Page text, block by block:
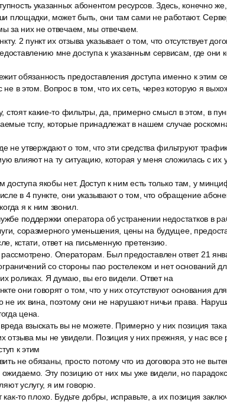
указанных абонентом ресурсов. Здесь, конечно
площадки, может быть, они там сами не работают.
за них не отвечаем, мы отвечаем.
2 пункт их отзыва указывает о том, что отсутствует
мне доступа к указанным сервисам, где они
обязанность предоставления доступа именно к этим
не в этом. Вопрос в том, что их сеть, через которую я
стоят какие-то фильтры, да, примерно смысл в этом, в
тспу, которые принадлежат в нашем случае
не утверждают о том, что эти средства фильтруют
влияют на ту ситуацию, которая у меня сложилась с их
доступа якобы нет. Доступ к ним есть только там, у
в 4 пункте, они указывают о том, что обращение
я к ним звонил.
поддержки оператора об устранении недостатков в
соразмерного уменьшения, цены на будущее,
кстати, ответ на письменную претензию.
Операторам. Был предоставлен ответ 21
со стороны пао ростелеком и нет оснований
роликах. Я думаю, вы его видели. Ответ на
они говорят о том, что у них отсутствуют основания
не их вина, поэтому они не нарушают ничьи права.
цена.
взыскать вы не можете. Примерно у них позиция
отзыва мы не увидели. Позиция у них прежняя, у нас все
к этим
не обязаны, просто потому что из договора это не
Эту позицию от них мы уже видели, но
услугу, я им говорю.
то плохо. Будьте добры, исправьте, а их позиция